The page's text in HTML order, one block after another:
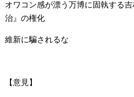
オワコン感が漂う万博に固執する
治』の権化
維新に騙されるな
【意見】